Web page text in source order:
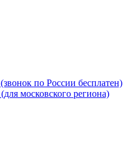
(звонок по России бесплатен)
(для московского региона)